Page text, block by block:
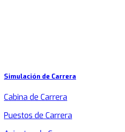
Simulación de Carrera
Cabina de Carrera
Puestos de Carrera